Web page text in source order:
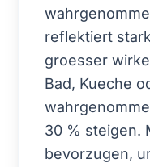
reflektiert
groesser
Bad, Kueche
30 % steigen.
bevorzugen,